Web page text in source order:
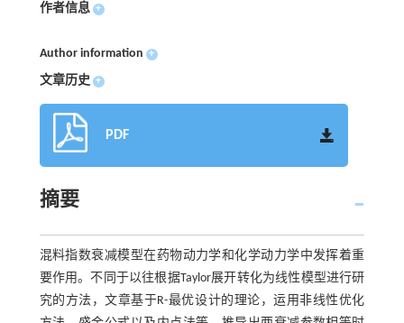
作者信息 +
Author information +
文章历史 +
PDF
摘要
混料指数衰减模型在药物动力学和化学动力学中发挥着重
要作用。不同于以往根据Taylor展开转化为线性模型进行研
究的方法，文章基于R-最优设计的理论，运用非线性优化